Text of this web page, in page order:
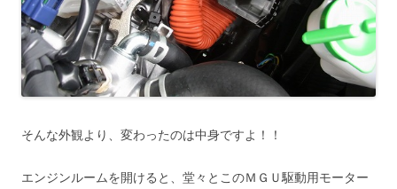
そんな外観より、変わったのは中身ですよ！！
エンジンルームを開けると、堂々とこのＭＧＵ駆動用モーター